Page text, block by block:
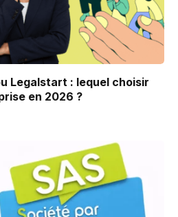
Legalstart : lequel choisir
en 2026 ?